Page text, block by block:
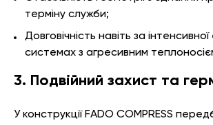
терміну служби;
Довговічність навіть за інтенсивної
системах з агресивним
3. Подвійний захист та
У конструкції FADO COMPRESS